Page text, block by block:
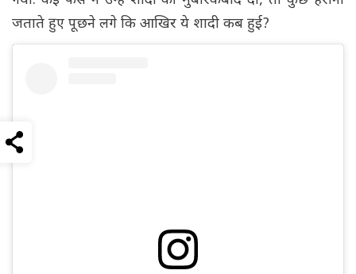
जताते हुए पूछने लगे कि आखिर ये शादी कब हुई?